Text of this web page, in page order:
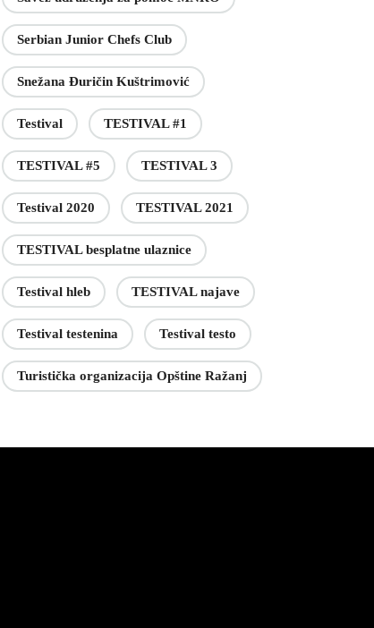
Serbian Junior Chefs Club
Snežana Đuričin Kuštrimović
Testival TESTIVAL #1
TESTIVAL #5 TESTIVAL 3
Testival 2020 TESTIVAL 2021
TESTIVAL besplatne ulaznice
Testival hleb TESTIVAL najave
Testival testenina Testival testo
Turistička organizacija Opštine Ražanj